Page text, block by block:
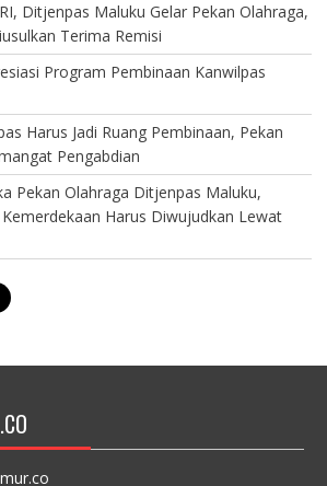
Ditjenpas Maluku Gelar Pekan Olahraga,
Terima Remisi
Program Pembinaan Kanwilpas
Harus Jadi Ruang Pembinaan, Pekan
Pengabdian
Pekan Olahraga Ditjenpas Maluku,
Harus Diwujudkan Lewat